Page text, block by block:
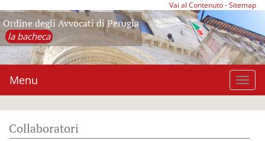
Vai al Contenuto-Sitemap
Ordine degli Avvocati di Perugia
la bacheca
Menu
Collaboratori